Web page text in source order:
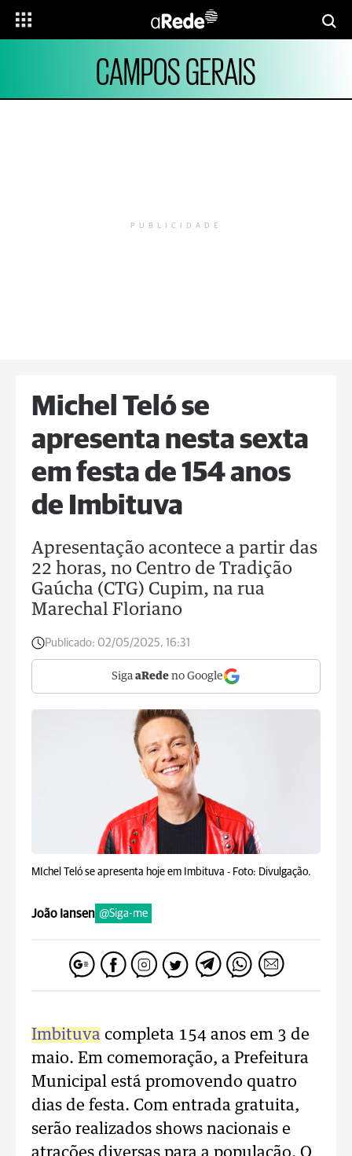
CAMPOS GERAIS
PUBLICIDADE
Michel Teló se
apresenta nesta sexta
em festa de 154 anos
de Imbituva
Apresentação acontece a partir das
22 horas, no Centro de Tradição
Gaúcha (CTG) Cupim, na rua
Marechal Floriano
Publicado: 02/05/2025, 16:31
Siga aRede no Google
MIchel Teló se apresenta hoje em Imbituva - Foto: Divulgação.
João Iansen @Siga-me
Imbituva completa 154 anos em 3 de
maio. Em comemoração, a Prefeitura
Municipal está promovendo quatro
dias de festa. Com entrada gratuita,
serão realizados shows nacionais e
atrações diversas para a população. O